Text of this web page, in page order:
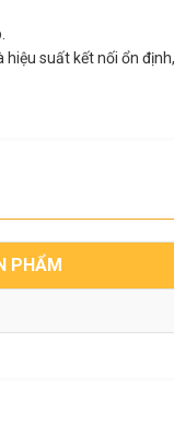
suất kết nối ổn định,
PHẨM